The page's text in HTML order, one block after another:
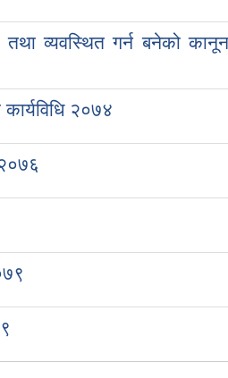
तथा व्यवस्थित गर्न बनेको
२०७४